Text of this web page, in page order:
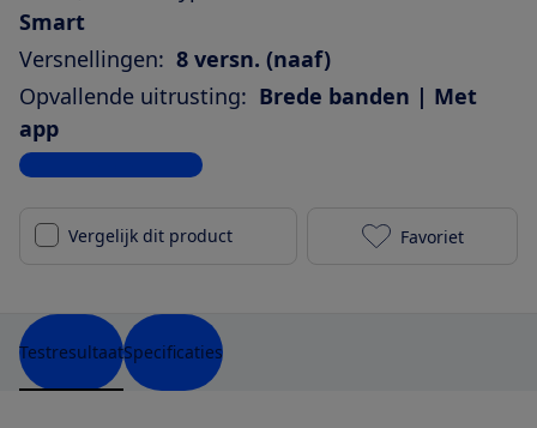
Smart
Versnellingen: 8 versn. (naaf)
Opvallende uitrusting: Brede banden | Met
app
Bekijk alle specificaties
Vergelijk dit product Cube Editor
Favoriet
TestresultaatSpecificaties